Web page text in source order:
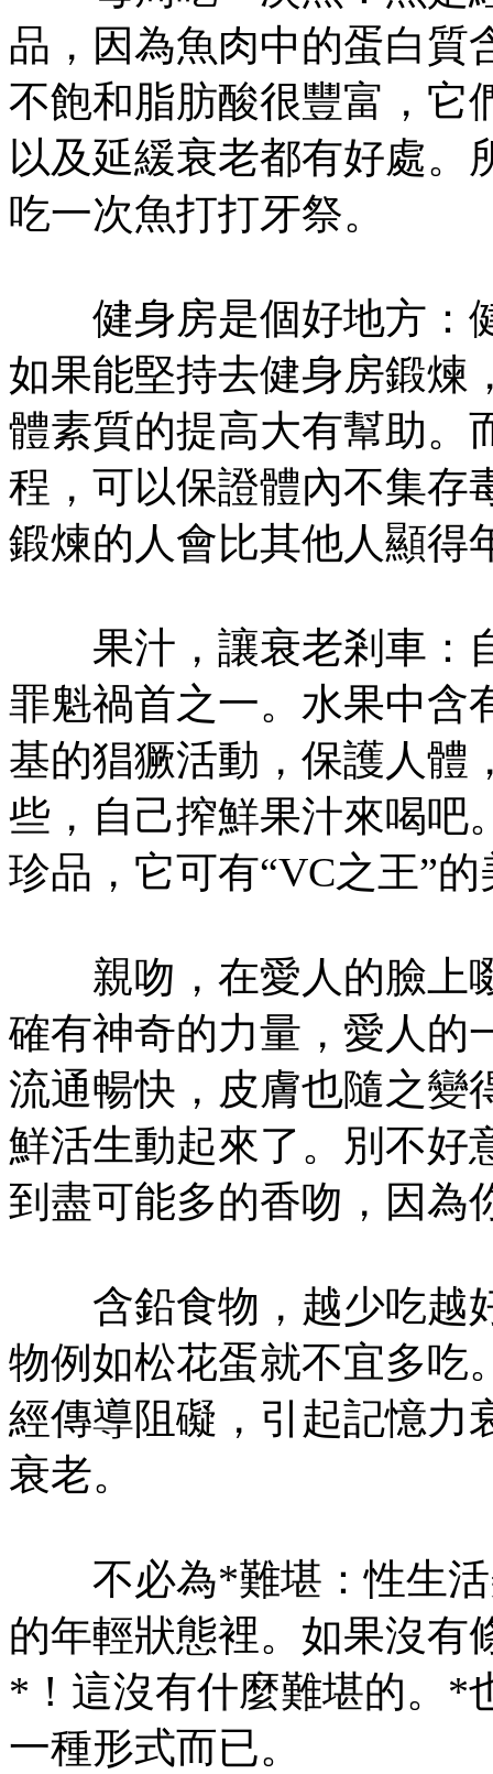
品，因為魚肉中的蛋白質
不飽和脂肪酸很豐富，它
以及延緩衰老都有好處。
吃一次魚打打牙祭。
健身房是個好地方：
如果能堅持去健身房鍛煉
體素質的提高大有幫助。
程，可以保證體內不集存
鍛煉的人會比其他人顯得
果汁，讓衰老剎車：
罪魁禍首之一。水果中含
基的猖獗活動，保護人體
些，自己搾鮮果汁來喝吧
珍品，它可有“VC之王”
親吻，在愛人的臉上
確有神奇的力量，愛人的
流通暢快，皮膚也隨之變
鮮活生動起來了。別不好
到盡可能多的香吻，因為
含鉛食物，越少吃越
物例如松花蛋就不宜多吃
經傳導阻礙，引起記憶力
衰老。
不必為*難堪：性生活
的年輕狀態裡。如果沒
*！這沒有什麼難堪的。*
一種形式而已。